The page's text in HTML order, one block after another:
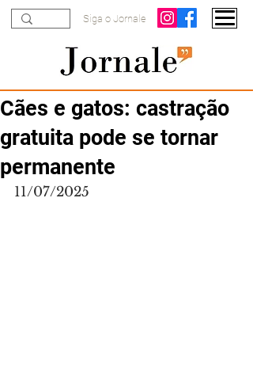
Siga o Jornale
Cães e gatos: castração
gratuita pode se tornar
permanente
11/07/2025